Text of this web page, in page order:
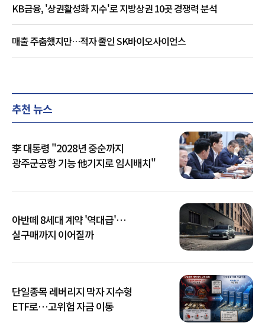
KB금융, '상권활성화 지수'로 지방상권 10곳 경쟁력 분석
매출 주춤했지만…적자 줄인 SK바이오사이언스
추천 뉴스
李 대통령 "2028년 중순까지
광주군공항 기능 他기지로 임시배치"
아반떼 8세대 계약 '역대급'…
실구매까지 이어질까
단일종목 레버리지 막자 지수형
ETF로…고위험 자금 이동